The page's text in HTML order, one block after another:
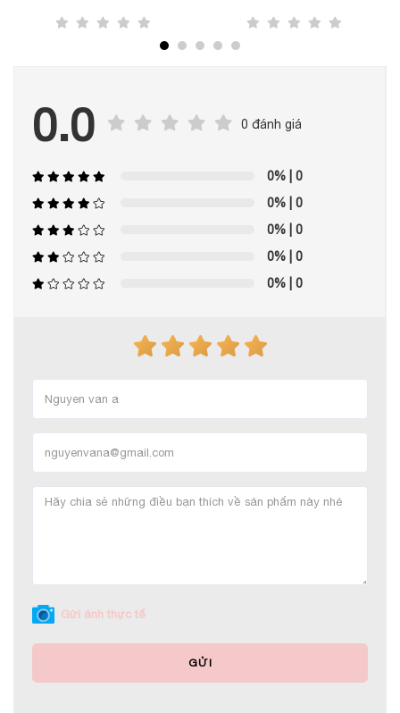
0.0 0 đánh giá
0% | 0
0% | 0
0% | 0
0% | 0
0% | 0
Gửi ảnh thực tế
GỬI